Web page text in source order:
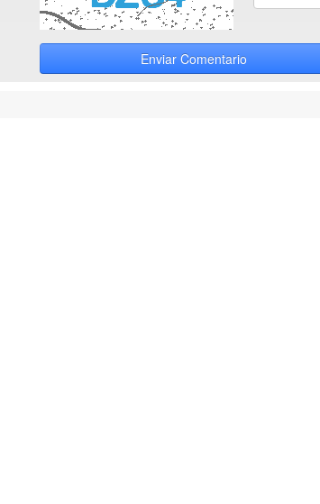
Enviar Comentario